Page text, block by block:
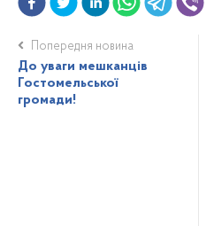
Попередня новина
До уваги мешканців
Гостомельської
громади!